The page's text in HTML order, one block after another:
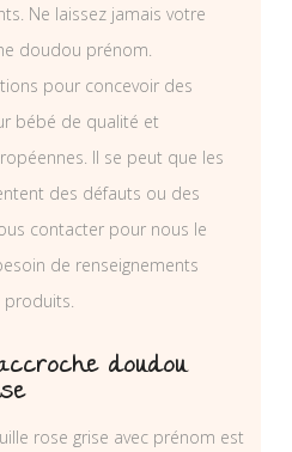
Ne laissez jamais votre
doudou prénom.
pour concevoir des
bébé de qualité et
Il se peut que les
des défauts ou des
contacter pour nous le
de renseignements
produits.
doudou
rose grise avec prénom est